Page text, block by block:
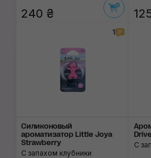
240 ₴
1
Силиконовый
ароматизатор Little Joya
Strawberry
С запахом клубники
С